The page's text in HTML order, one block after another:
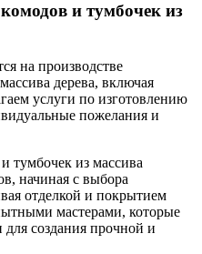
и тумбочек из
на производстве
дерева, включая
услуги по изготовлению
пожелания и
тумбочек из массива
начиная с выбора
отделкой и покрытием
мастерами, которые
создания прочной и